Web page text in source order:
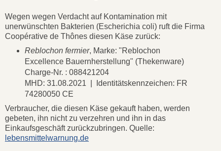
Wegen wegen Verdacht auf Kontamination mit
unerwünschten Bakterien (Escherichia coli) ruft die Firma
Coopérative de Thônes diesen Käse zurück:
Reblochon fermier, Marke: "Reblochon
Excellence Bauernherstellung" (Thekenware)
Charge-Nr. : 088421204
MHD: 31.08.2021 | Identitätskennzeichen: FR
74280050 CE
Verbraucher, die diesen Käse gekauft haben, werden
gebeten, ihn nicht zu verzehren und ihn in das
Einkaufsgeschäft zurückzubringen. Quelle:
lebensmittelwarnung.de